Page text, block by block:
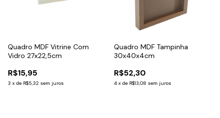
Quadro MDF Vitrine Com
Vidro 27x22,5cm
R$15,95
3 x de R$5,32 sem juros
Quadro MDF Tampinha
30x40x4cm
R$52,30
4 x de R$13,08 sem juros